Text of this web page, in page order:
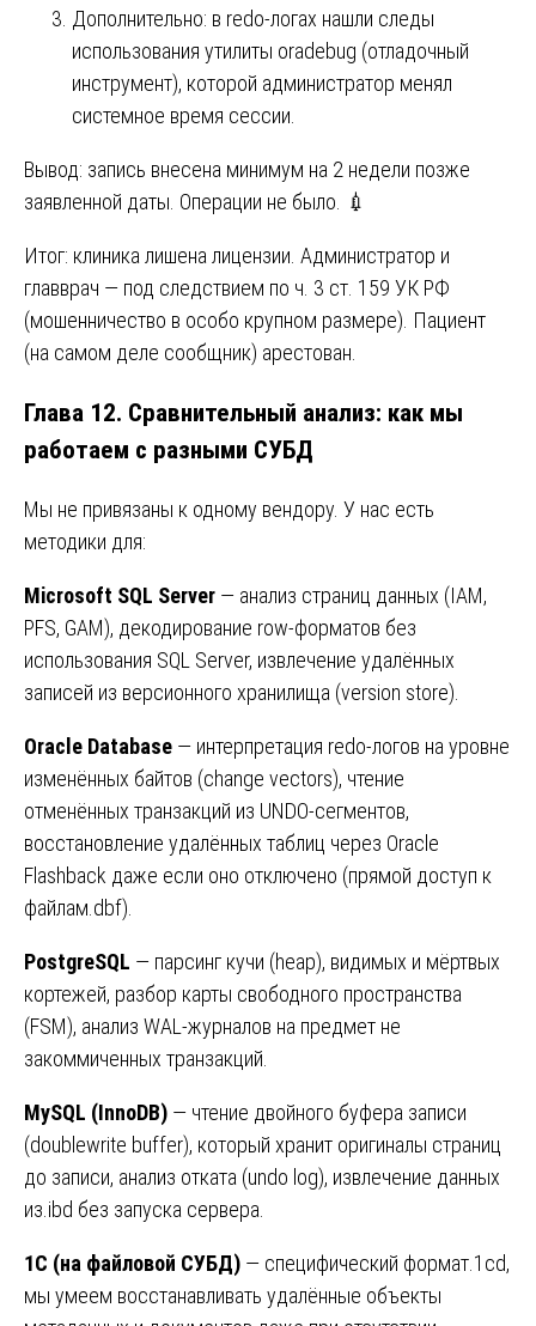
Дополнительно: в redo-логах нашли следы
использования утилиты oradebug (отладочный
инструмент), которой администратор менял
системное время сессии.
Вывод: запись внесена минимум на 2 недели позже
заявленной даты. Операции не было. 💉
Итог: клиника лишена лицензии. Администратор и
главврач — под следствием по ч. 3 ст. 159 УК РФ
(мошенничество в особо крупном размере). Пациент
(на самом деле сообщник) арестован.
Глава 12. Сравнительный анализ: как мы
работаем с разными СУБД
Мы не привязаны к одному вендору. У нас есть
методики для:
Microsoft SQL Server — анализ страниц данных (IAM,
PFS, GAM), декодирование row-форматов без
использования SQL Server, извлечение удалённых
записей из версионного хранилища (version store).
Oracle Database — интерпретация redo-логов на уровне
изменённых байтов (change vectors), чтение
отменённых транзакций из UNDO-сегментов,
восстановление удалённых таблиц через Oracle
Flashback даже если оно отключено (прямой доступ к
файлам.dbf).
PostgreSQL — парсинг кучи (heap), видимых и мёртвых
кортежей, разбор карты свободного пространства
(FSM), анализ WAL-журналов на предмет не
закоммиченных транзакций.
MySQL (InnoDB) — чтение двойного буфера записи
(doublewrite buffer), который хранит оригиналы страниц
до записи, анализ отката (undo log), извлечение данных
из.ibd без запуска сервера.
1С (на файловой СУБД) — специфический формат.1cd,
мы умеем восстанавливать удалённые объекты